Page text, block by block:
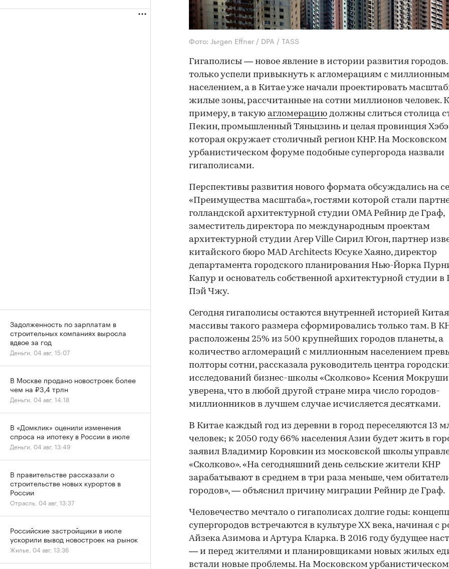
Фото: Jьrgen Effner / DPA / TASS
Гигаполисы — новое явление в истории развития
только успели привыкнуть к агломерациям с миллионным
населением, а в Китае уже начали проектировать
жилые зоны, рассчитанные на сотни миллионов человек. К
примеру, в такую агломерацию должны слиться столица
Пекин, промышленный Тяньцзинь и целая провинция
которая окружает столичный регион КНР. На Московском
урбанистическом форуме подобные супергорода назвали
гигаполисами.
Перспективы развития нового формата обсуждались на
«Преимущества масштаба», гостями которой стали
голландской архитектурной студии OMA Рейнир де Граф,
заместитель директора по международным проектам
архитектурной студии Arep Ville Сирил Югон, партнер
китайского бюро MAD Architects Юсуке Хаяно, директор
департамента городского планирования Нью-Йорка
Капур и основатель собственной архитектурной студии в
Пэй Чжу.
Сегодня гигаполисы остаются внутренней историей
массивы такого размера сформировались только там. В
расположены 25% из 500 крупнейших городов планеты, а
количество агломераций с миллионным населением
полторы сотни, рассказала руководитель центра
исследований бизнес-школы «Сколково» Ксения
уверена, что в любой другой стране мира число городов-
миллионников в лучшем случае исчисляется десятками.
В Китае каждый год из деревни в город переселяются 13
человек; к 2050 году 66% населения Азии будет жить в
заявил Владимир Коровкин из московской школы
«Сколково». «На сегодняшний день сельские жители КНР
зарабатывают в среднем в три раза меньше, чем
городов», — объяснил причину миграции Рейнир де Граф.
Человечество мечтало о гигаполисах долгие годы:
супергородов встречаются в культуре XX века, начиная с
Айзека Азимова и Артура Кларка. В 2016 году будущее
— и перед жителями и планировщиками новых жилых
встали новые проблемы. На Московском
Задолженность по зарплатам в
строительных компаниях выросла
вдвое за год
Деньги, 04 авг, 15:07
В Москве продано новостроек более
чем на ₽3,4 трлн
Деньги, 04 авг, 14:18
В «Домклик» оценили изменения
спроса на ипотеку в России в июле
Деньги, 04 авг, 13:49
В правительстве рассказали о
строительстве новых курортов в
России
Отрасль, 04 авг, 13:37
Российские застройщики в июле
ускорили вывод новостроек на рынок
Жилье, 04 авг, 13:36